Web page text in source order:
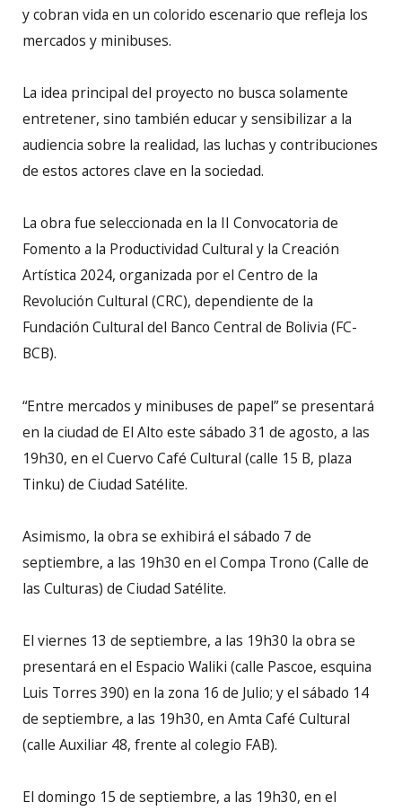
y cobran vida en un colorido escenario que refleja los
mercados y minibuses.
La idea principal del proyecto no busca solamente
entretener, sino también educar y sensibilizar a la
audiencia sobre la realidad, las luchas y contribuciones
de estos actores clave en la sociedad.
La obra fue seleccionada en la II Convocatoria de
Fomento a la Productividad Cultural y la Creación
Artística 2024, organizada por el Centro de la
Revolución Cultural (CRC), dependiente de la
Fundación Cultural del Banco Central de Bolivia (FC-
BCB).
“Entre mercados y minibuses de papel” se presentará
en la ciudad de El Alto este sábado 31 de agosto, a las
19h30, en el Cuervo Café Cultural (calle 15 B, plaza
Tinku) de Ciudad Satélite.
Asimismo, la obra se exhibirá el sábado 7 de
septiembre, a las 19h30 en el Compa Trono (Calle de
las Culturas) de Ciudad Satélite.
El viernes 13 de septiembre, a las 19h30 la obra se
presentará en el Espacio Waliki (calle Pascoe, esquina
Luis Torres 390) en la zona 16 de Julio; y el sábado 14
de septiembre, a las 19h30, en Amta Café Cultural
(calle Auxiliar 48, frente al colegio FAB).
El domingo 15 de septiembre, a las 19h30, en el